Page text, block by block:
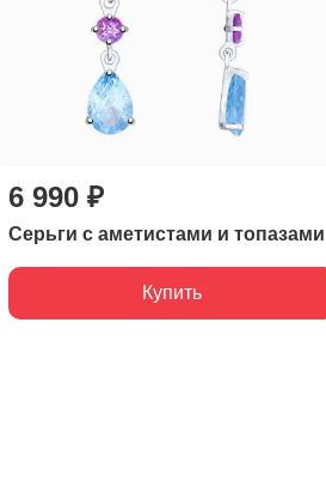
6 990 ₽
Серьги с аметистами и топазами
Купить